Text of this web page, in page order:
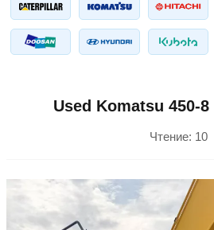
Used Komatsu 450-8
Чтение: 10